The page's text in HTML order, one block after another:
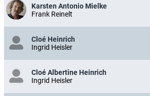
Karsten Antonio Mielke
Frank Reinelt
Cloé Heinrich
Ingrid Heisler
Cloé Albertine Heinrich
Ingrid Heisler